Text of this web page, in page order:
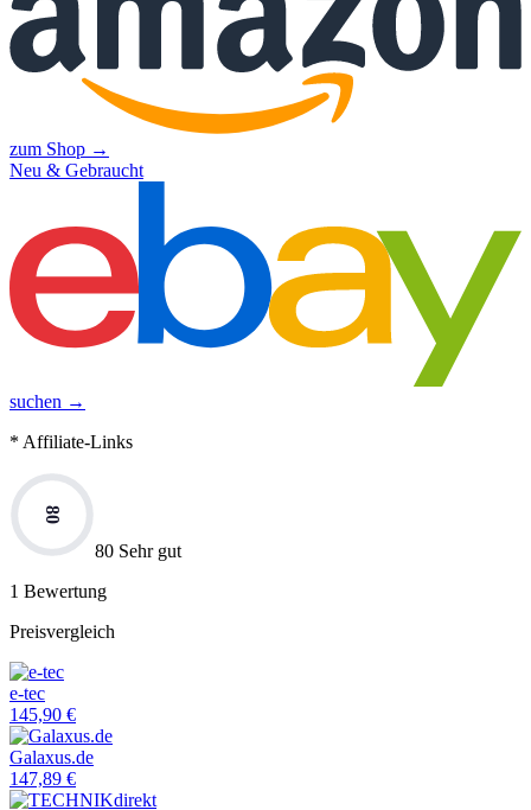
zum Shop →
Neu & Gebraucht
suchen →
* Affiliate-Links
80
80 Sehr gut
1 Bewertung
Preisvergleich
e-tec
145,90 €
Galaxus.de
147,89 €